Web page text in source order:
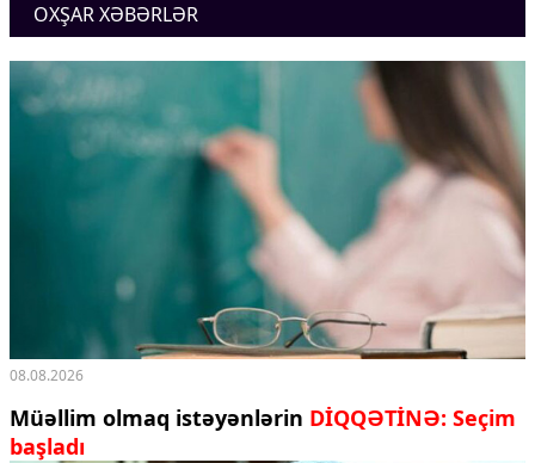
Gənclər və İdman
Media və QHT
Hadisə
Sağlamlıq
Sosium
Mənəvi dəyərlər
Texnologiya
Mətbuat-150
Əlaqə
Missiyamız
OXŞAR XƏBƏRLƏR
08.08.2026
Müəllim olmaq istəyənlərin DİQQƏTİNƏ: Seçim
başladı